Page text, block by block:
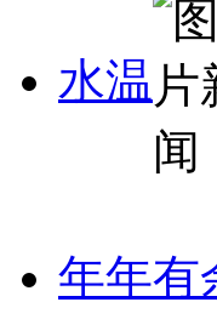
水温
年年有